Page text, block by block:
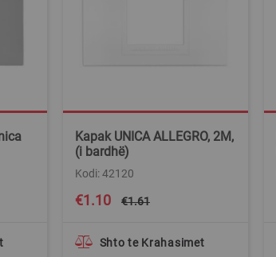
Kapak UNICA ALLEGRO, 2M,
(i bardhë)
Special
Price
€1.10 €1.61
Kodi: 42120
Shto te Krahasimet